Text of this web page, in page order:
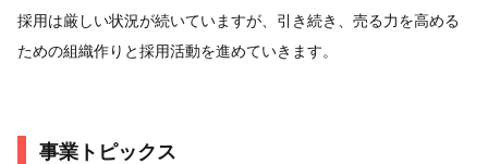
採用は厳しい状況が続いていますが、引き続き、売る力を高める
ための組織作りと採用活動を進めていきます。
事業トピックス